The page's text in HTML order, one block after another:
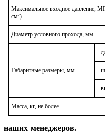
Максимальное входное давление,
см²)
Диаметр условного прохода, мм
Габаритные размеры, мм
-
-
-
Масса, кг, не более
наших менеджеров.